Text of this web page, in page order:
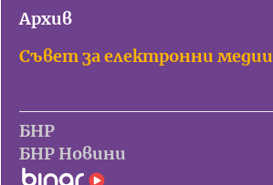
Архив
Съвет за електронни медии
БНР
БНР Новини